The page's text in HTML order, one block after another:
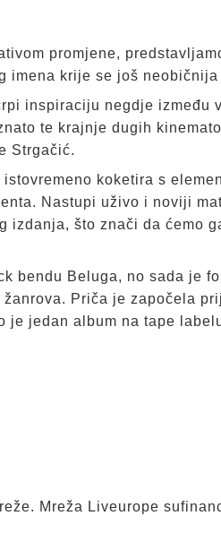
promjene,
imena krije se još neobičnija
inspiraciju negdje između
te krajnje dugih
Strgačić.
koketira s
Nastupi uživo i noviji
izdanja, što znači da ćemo
bendu Beluga, no sada je
Priča je započela
jedan album na tape
Mreža Liveurope